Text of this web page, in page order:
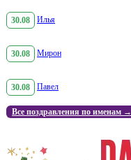
30.08 Илья
30.08 Мирон
30.08 Павел
Все поздравления по именам →